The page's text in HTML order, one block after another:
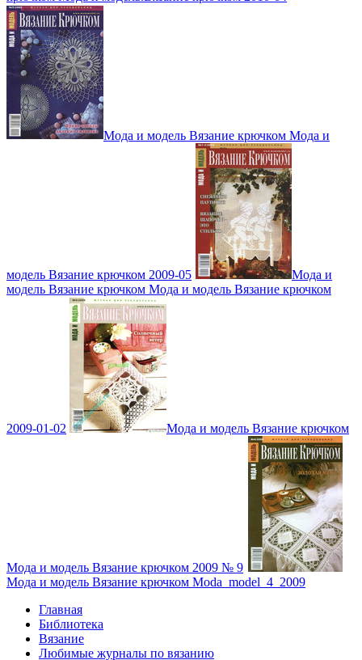
Мода и модель Вязание крючком Мода и
модель Вязание крючком 2009-05
Мода и
модель Вязание крючком Мода и модель Вязание крючком
2009-01-02 Мода и модель Вязание крючком
Мода и модель Вязание крючком 2009 № 9
Мода и модель Вязание крючком Moda_model_4_2009
Главная
Библиотека
Вязание
Любимые журналы по вязанию